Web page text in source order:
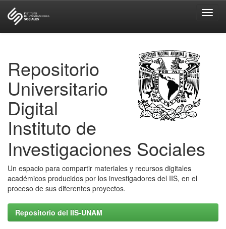
Repositorio
Universitario
Digital
Instituto de
Investigaciones Sociales
Un espacio para compartir materiales y recursos digitales
académicos producidos por los investigadores del IIS, en el
proceso de sus diferentes proyectos.
Repositorio del IIS-UNAM